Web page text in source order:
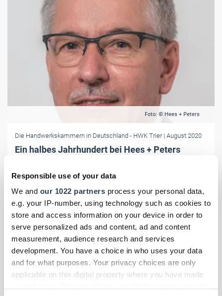
Responsible use of your data
We and our 1022 partners process your personal data,
e.g. your IP-number, using technology such as cookies to
store and access information on your device in order to
serve personalized ads and content, ad and content
measurement, audience research and services
development. You have a choice in who uses your data
and for what purposes. Your privacy choices are only
applicable on this digital property where you have made
Foto: © Hees + Peters
Die Handwerkskammern in Deutschland - HWK Trier | August 2020
Ein halbes Jahrhundert bei Hees + Peters
Firmenjubiläum von Geschäftsführer Elmar Blasius.